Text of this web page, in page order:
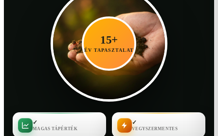
15+
ÉV TAPASZTALAT
✓
MAGAS TÁPÉRTÉK
✓
VEGYSZERMENTES